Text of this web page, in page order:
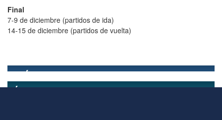
Final
7-9 de diciembre (partidos de ida)
14-15 de diciembre (partidos de vuelta)